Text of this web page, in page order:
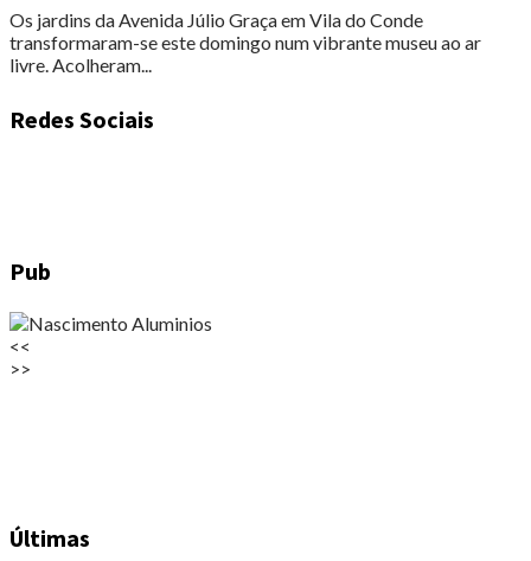
Os jardins da Avenida Júlio Graça em Vila do Conde
transformaram-se este domingo num vibrante museu ao ar
livre. Acolheram...
Redes Sociais
Pub
<<
>>
Últimas